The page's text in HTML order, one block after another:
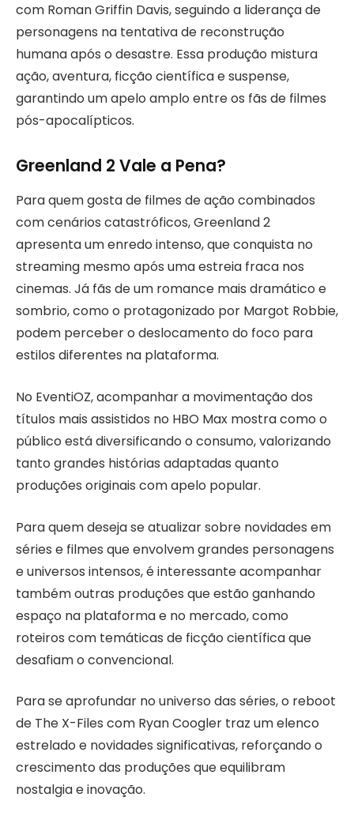
com Roman Griffin Davis, seguindo a liderança de
personagens na tentativa de reconstrução
humana após o desastre. Essa produção mistura
ação, aventura, ficção científica e suspense,
garantindo um apelo amplo entre os fãs de filmes
pós-apocalípticos.
Greenland 2 Vale a Pena?
Para quem gosta de filmes de ação combinados
com cenários catastróficos, Greenland 2
apresenta um enredo intenso, que conquista no
streaming mesmo após uma estreia fraca nos
cinemas. Já fãs de um romance mais dramático e
sombrio, como o protagonizado por Margot Robbie,
podem perceber o deslocamento do foco para
estilos diferentes na plataforma.
No EventiOZ, acompanhar a movimentação dos
títulos mais assistidos no HBO Max mostra como o
público está diversificando o consumo, valorizando
tanto grandes histórias adaptadas quanto
produções originais com apelo popular.
Para quem deseja se atualizar sobre novidades em
séries e filmes que envolvem grandes personagens
e universos intensos, é interessante acompanhar
também outras produções que estão ganhando
espaço na plataforma e no mercado, como
roteiros com temáticas de ficção científica que
desafiam o convencional.
Para se aprofundar no universo das séries, o reboot
de The X-Files com Ryan Coogler traz um elenco
estrelado e novidades significativas, reforçando o
crescimento das produções que equilibram
nostalgia e inovação.